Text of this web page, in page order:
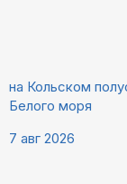
на Кольском
Белого моря
7 авг 2026